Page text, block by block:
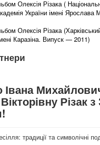
Олексія Різака (
України імені Ярослава
Олексія Різака
Каразіна. Випуск — 2011)
Івана
Різак
традиції та символічні